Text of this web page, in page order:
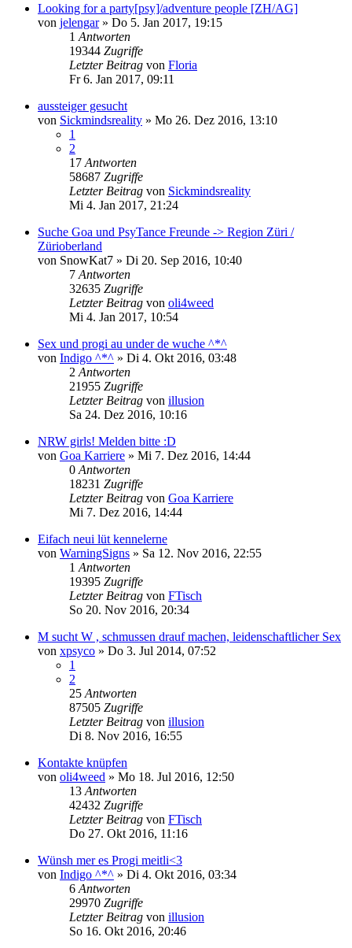
Looking for a party[psy]/adventure people [ZH/AG]
von jelengar» Do 5. Jan 2017, 19:15
1 Antworten
19344 Zugriffe
Letzter Beitrag von Floria
Fr 6. Jan 2017, 09:11
aussteiger gesucht
von Sickmindsreality » Mo 26. Dez 2016, 13:10
1
2
17 Antworten
58687 Zugriffe
Letzter Beitrag von Sickmindsreality
Mi 4. Jan 2017, 21:24
Suche Goa und PsyTance Freunde -> Region Züri /
Zürioberland
von SnowKat7 » Di 20. Sep 2016, 10:40
7 Antworten
32635 Zugriffe
Letzter Beitrag von oli4weed
Mi 4. Jan 2017, 10:54
Sex und progi au under de wuche ^*^
von Indigo ^*^ » Di 4. Okt 2016, 03:48
2 Antworten
21955 Zugriffe
Letzter Beitrag von illusion
Sa 24. Dez 2016, 10:16
NRW girls! Melden bitte :D
von Goa Karriere » Mi 7. Dez 2016, 14:44
0 Antworten
18231 Zugriffe
Letzter Beitrag von Goa Karriere
Mi 7. Dez 2016, 14:44
Eifach neui lüt kennelerne
von WarningSigns » Sa 12. Nov 2016, 22:55
1 Antworten
19395 Zugriffe
Letzter Beitrag von FTisch
So 20. Nov 2016, 20:34
M sucht W , schmussen drauf machen, leidenschaftlicher Sex
von xpsyco » Do 3. Jul 2014, 07:52
1
2
25 Antworten
87505 Zugriffe
Letzter Beitrag von illusion
Di 8. Nov 2016, 16:55
Kontakte knüpfen
von oli4weed » Mo 18. Jul 2016, 12:50
13 Antworten
42432 Zugriffe
Letzter Beitrag von FTisch
Do 27. Okt 2016, 11:16
Wünsh mer es Progi meitli<3
von Indigo ^*^ » Di 4. Okt 2016, 03:34
6 Antworten
29970 Zugriffe
Letzter Beitrag von illusion
So 16. Okt 2016, 20:46